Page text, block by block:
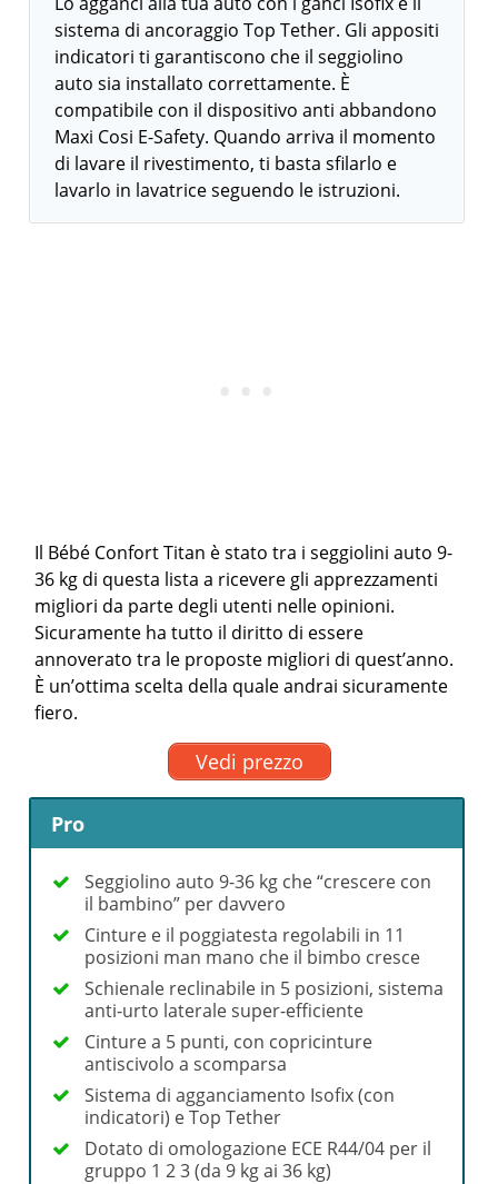
sistema di ancoraggio Top Tether. Gli appositi
indicatori ti garantiscono che il seggiolino
auto sia installato correttamente. È
compatibile con il dispositivo anti abbandono
Maxi Cosi E-Safety. Quando arriva il momento
di lavare il rivestimento, ti basta sfilarlo e
lavarlo in lavatrice seguendo le istruzioni.
Il Bébé Confort Titan è stato tra i seggiolini auto 9-
36 kg di questa lista a ricevere gli apprezzamenti
migliori da parte degli utenti nelle opinioni.
Sicuramente ha tutto il diritto di essere
annoverato tra le proposte migliori di quest’anno.
È un’ottima scelta della quale andrai sicuramente
fiero.
Vedi prezzo
Pro
Seggiolino auto 9-36 kg che “crescere con
il bambino” per davvero
Cinture e il poggiatesta regolabili in 11
posizioni man mano che il bimbo cresce
Schienale reclinabile in 5 posizioni, sistema
anti-urto laterale super-efficiente
Cinture a 5 punti, con copricinture
antiscivolo a scomparsa
Sistema di agganciamento Isofix (con
indicatori) e Top Tether
Dotato di omologazione ECE R44/04 per il
gruppo 1 2 3 (da 9 kg ai 36 kg)